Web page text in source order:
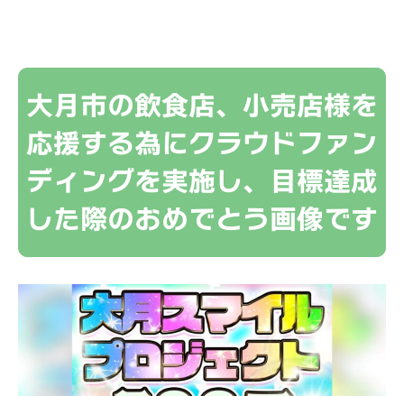
大月市の飲食店、小売店様を
応援する為にクラウドファン
ディングを実施し、目標達成
した際のおめでとう画像です